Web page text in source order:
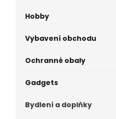
Hobby
Vybavení obchodu
Ochranné obaly
Gadgets
Bydlení a doplňky